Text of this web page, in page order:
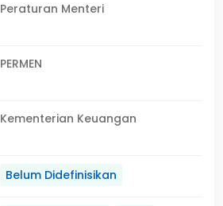
Peraturan Menteri
PERMEN
Kementerian Keuangan
Belum Didefinisikan